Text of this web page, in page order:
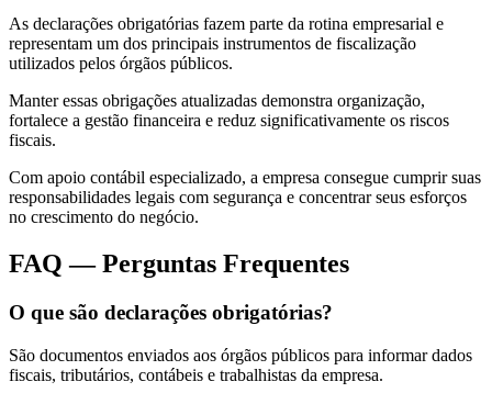
As declarações obrigatórias fazem parte da rotina empresarial e
representam um dos principais instrumentos de fiscalização
utilizados pelos órgãos públicos.
Manter essas obrigações atualizadas demonstra organização,
fortalece a gestão financeira e reduz significativamente os riscos
fiscais.
Com apoio contábil especializado, a empresa consegue cumprir suas
responsabilidades legais com segurança e concentrar seus esforços
no crescimento do negócio.
FAQ — Perguntas Frequentes
O que são declarações obrigatórias?
São documentos enviados aos órgãos públicos para informar dados
fiscais, tributários, contábeis e trabalhistas da empresa.